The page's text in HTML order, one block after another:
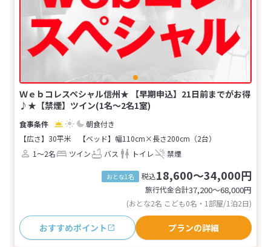
Ｗｅｂコレスペシャル信州★ 【早期申込】21日前までがお得
♪★【禁煙】ツイン(1名～2名1室)
朝食付き
【広さ】30平米
【ベッド】幅110cm×長さ200cm（2台）
1～2名
ツイン バス トイレ 禁煙
おとな1名 税込18,600～34,000円
旅行代金合計37,200〜68,000円
(おとな2名 こども0名・1部屋/1泊2日)
おすすめポイント プランの詳細